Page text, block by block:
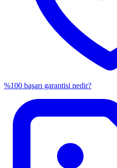
%100 başarı garantisi nedir?